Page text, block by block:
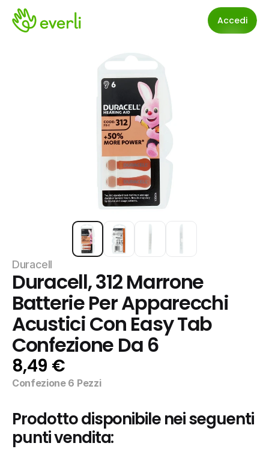
Accedi
Duracell
Duracell, 312 Marrone
Batterie Per Apparecchi
Acustici Con Easy Tab
Confezione Da 6
8,49 €
Confezione 6 Pezzi
Prodotto disponibile nei seguenti
punti vendita: